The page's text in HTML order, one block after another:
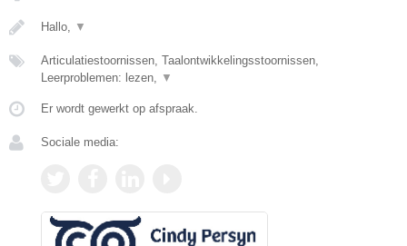
Hallo, ▼
Articulatiestoornissen, Taalontwikkelingsstoornissen,
Leerproblemen: lezen, ▼
Er wordt gewerkt op afspraak.
Sociale media: